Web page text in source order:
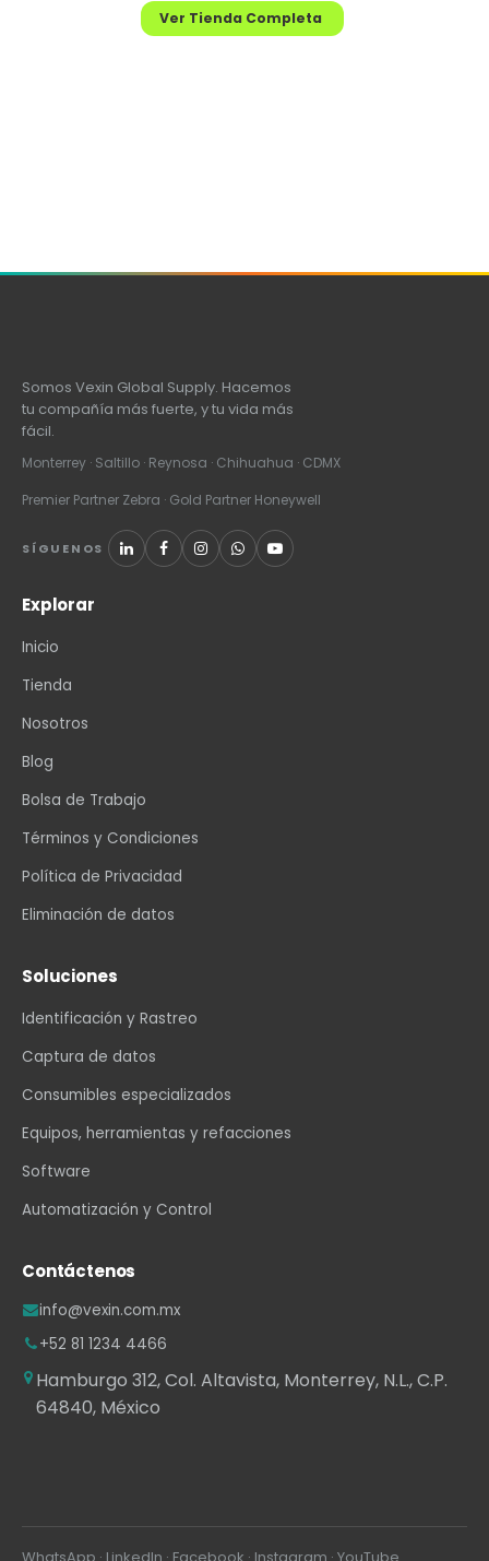
Ver Tienda Completa
Somos Vexin Global Supply. Hacemos
tu compañía más fuerte, y tu vida más
fácil.
Monterrey · Saltillo · Reynosa · Chihuahua · CDMX
Premier Partner Zebra · Gold Partner Honeywell
SÍGUENOS
Explorar
Inicio
Tienda
Nosotros
Blog
Bolsa de Trabajo
Términos y Condiciones
Política de Privacidad
Eliminación de datos
Soluciones
Identificación y Rastreo
Captura de datos
Consumibles especializados
Equipos, herramientas y refacciones
Software
Automatización y Control
Contáctenos
info@vexin.com.mx
+52 81 1234 4466
Hamburgo 312, Col. Altavista, Monterrey, N.L., C.P.
64840, México